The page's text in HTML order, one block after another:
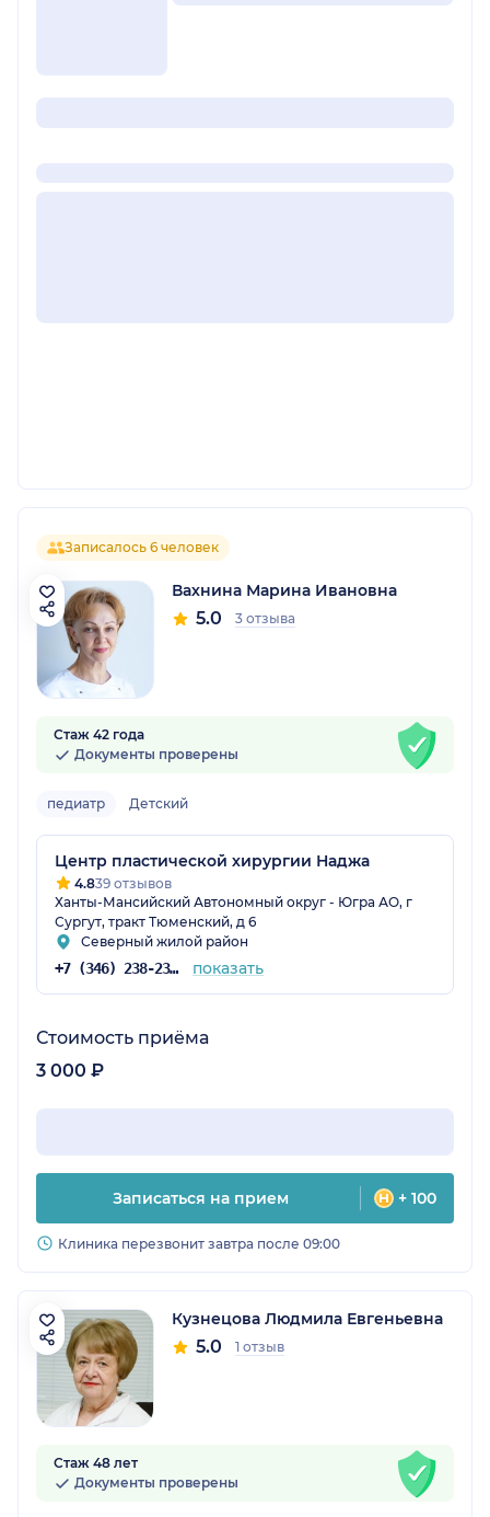
Записалось 6 человек
Вахнина Марина Ивановна
5.0 3 отзыва
Стаж 42 года
Документы проверены
педиатр Детский
Центр пластической хирургии Наджа
4.839 отзывов
Ханты-Мансийский Автономный округ - Югра АО, г
Сургут, тракт Тюменский, д 6
Северный жилой район
+7 (346) 238-23-72 показать
Стоимость приёма
3 000 ₽
Записаться на прием + 100
Клиника перезвонит завтра после 09:00
Кузнецова Людмила Евгеньевна
5.0 1 отзыв
Стаж 48 лет
Документы проверены